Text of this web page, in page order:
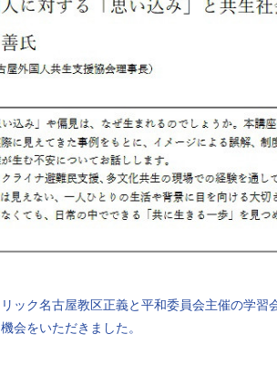
ック名古屋教区正義と平和委員会主催の学習会
会をいただきました。